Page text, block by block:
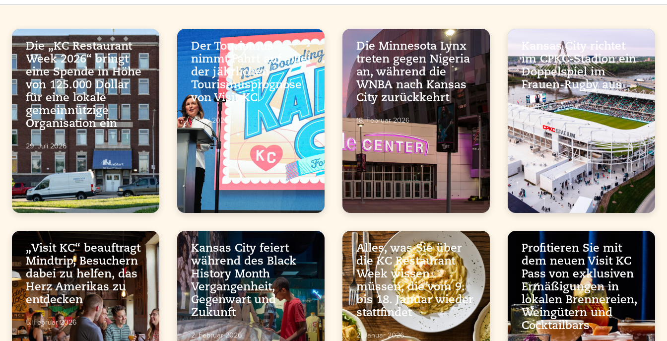
Die „KC Restaurant
Week 2026“ bringt
eine Spende in Höhe
von 125.000 Dollar
für eine lokale
gemeinnützige
Organisation ein
29. Juli 2026
Der Tourismus
nimmt Fahrt auf – bei
der jährlichen
Tourismusprognose
von Visit KC
8. Mai 2026
Die Minnesota Lynx
treten gegen Nigeria
an, während die
WNBA nach Kansas
City zurückkehrt
18. Februar 2026
Kansas City richtet
im CPKC-Stadion ein
Doppelspiel im
Frauen-Rugby aus
11. Februar 2026
„Visit KC“ beauftragt
Mindtrip, Besuchern
dabei zu helfen, das
Herz Amerikas zu
entdecken
5. Februar 2026
Kansas City feiert
während des Black
History Month
Vergangenheit,
Gegenwart und
Zukunft
2. Februar 2026
Alles, was Sie über
die KC Restaurant
Week wissen
müssen, die vom 9.
bis 18. Januar wieder
stattfindet
2. Januar 2026
Profitieren Sie mit
dem neuen Visit KC
Pass von exklusiven
Ermäßigungen in
lokalen Brennereien,
Weingütern und
Cocktailbars